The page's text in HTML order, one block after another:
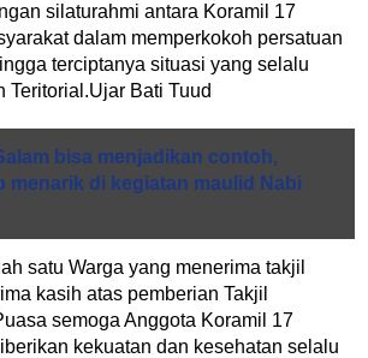
silaturahmi antara Koramil 17
dalam memperkokoh persatuan
terciptanya situasi yang selalu
Teritorial.Ujar Bati Tuud
bisa menjadikan contoh,
menarik di kegiatan maulid Nabi
satu Warga yang menerima takjil
kasih atas pemberian Takjil
semoga Anggota Koramil 17
kekuatan dan kesehatan selalu